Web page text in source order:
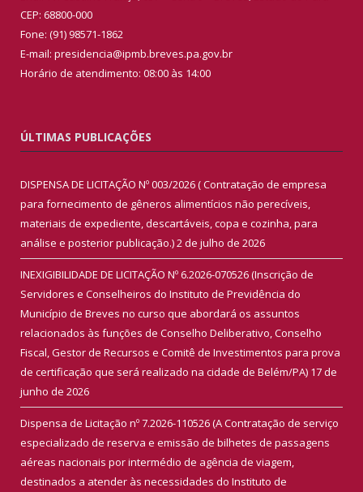
CEP: 68800-000
Fone: (91) 98571-1862
E-mail: presidencia@ipmb.breves.pa.gov.br
Horário de atendimento: 08:00 às 14:00
ÚLTIMAS PUBLICAÇÕES
DISPENSA DE LICITAÇÃO Nº 003/2026 ( Contratação de empresa
para fornecimento de gêneros alimentícios não perecíveis,
materiais de expediente, descartáveis, copa e cozinha, para
análise e posterior publicação.)2 de julho de 2026
INEXIGIBILIDADE DE LICITAÇÃO Nº 6.2026-070526 (Inscrição de
Servidores e Conselheiros do Instituto de Previdência do
Município de Breves no curso que abordará os assuntos
relacionados às funções de Conselho Deliberativo, Conselho
Fiscal, Gestor de Recursos e Comitê de Investimentos para prova
de certificação que será realizado na cidade de Belém/PA) 17 de
junho de 2026
Dispensa de Licitação nº 7.2026-110526 (A Contratação de serviço
especializado de reserva e emissão de bilhetes de passagens
aéreas nacionais por intermédio de agência de viagem,
destinados a atender às necessidades do Instituto de